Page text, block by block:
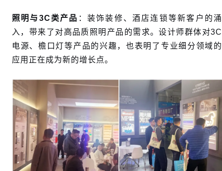
照明与 3C类产品 ：装饰装修、酒店连锁等新客户的涌
入，带来了对高品质照明产品的需求。设计师群体对3C
电源、檐口灯等产品的兴趣，也表明了专业细分领域的
应用正在成为新的增长点。